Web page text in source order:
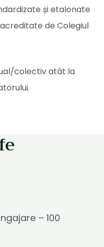
și etalonate
de Colegiul
colectiv atât la
– 100